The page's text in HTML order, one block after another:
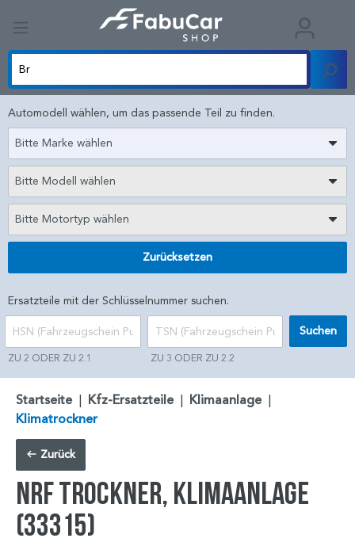
Automodell wählen, um das passende Teil zu finden.
Bitte Marke wählen
Bitte Modell wählen
Bitte Motortyp wählen
Zurücksetzen
Ersatzteile mit der Schlüsselnummer suchen.
ZU 2 ODER ZU 2.1 ZU 3 ODER ZU 2.2
Suchen
Startseite | Kfz-Ersatzteile | Klimaanlage |
Klimatrockner
Zurück
NRF Trockner, Klimaanlage
(33315)